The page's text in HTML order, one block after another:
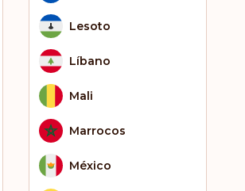
Lesoto
Líbano
Mali
Marrocos
México